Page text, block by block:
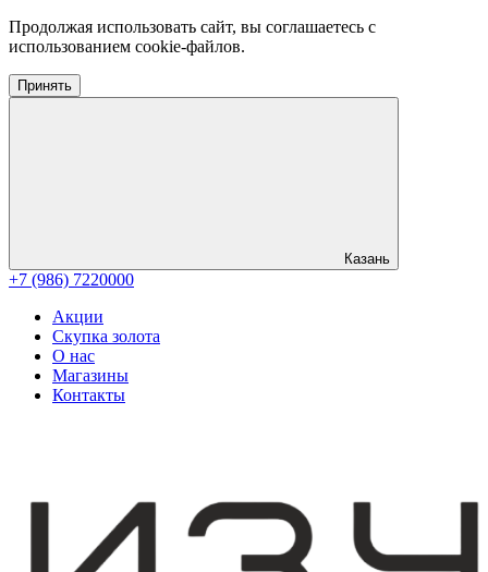
Продолжая использовать сайт, вы соглашаетесь с
использованием cookie-файлов.
Принять
Казань
+7 (986) 7220000
Акции
Скупка золота
О нас
Магазины
Контакты